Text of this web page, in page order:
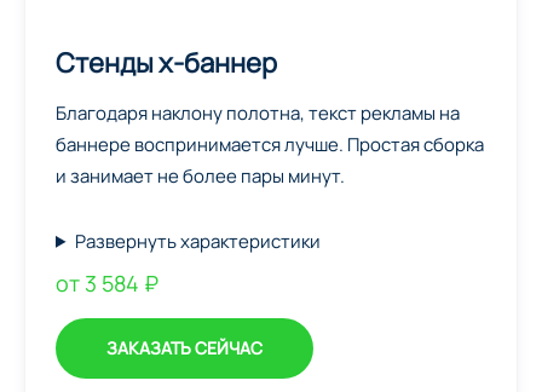
Стенды х-баннер
Благодаря наклону полотна, текст рекламы на
баннере воспринимается лучше. Простая сборка
и занимает не более пары минут.
Развернуть характеристики
от 3 584 ₽
ЗАКАЗАТЬ СЕЙЧАС